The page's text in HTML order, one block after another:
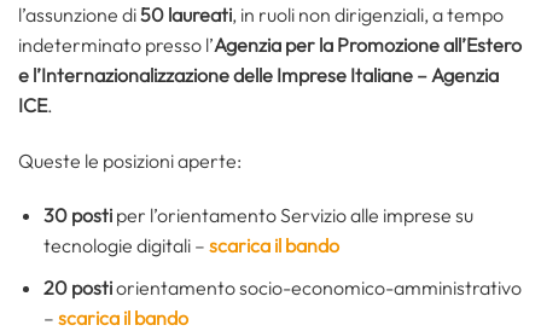
l’assunzione di50 laureati, in ruoli non dirigenziali, a tempo
indeterminato presso l’Agenzia per la Promozione all’Estero
e l’Internazionalizzazione delle Imprese Italiane – Agenzia
ICE.
Queste le posizioni aperte:
30 postiper l’orientamento Servizio alle imprese su
tecnologie digitali – scarica il bando
20 postiorientamento socio-economico-amministrativo
– scarica il bando